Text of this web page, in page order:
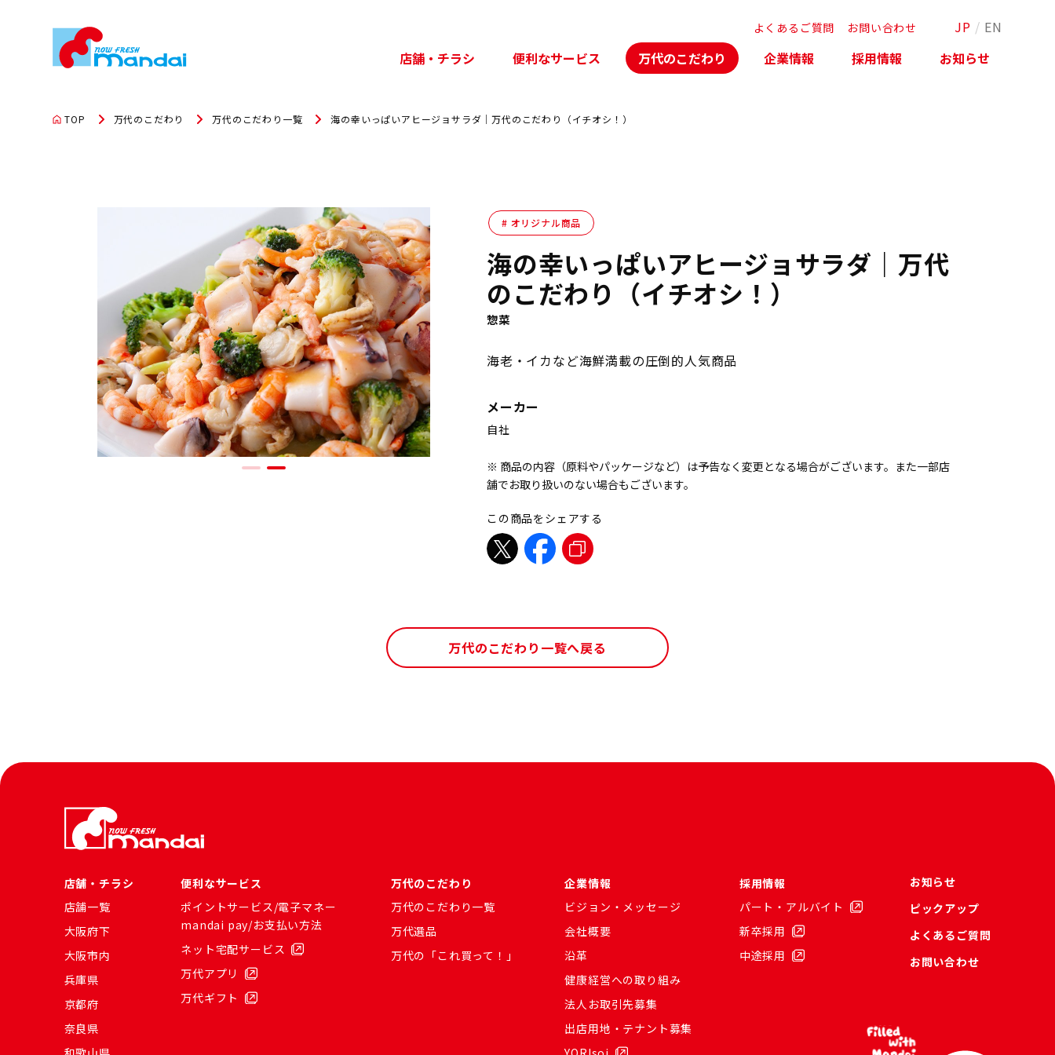
店舗・チラシ 便利なサービス 万代のこだわり 企業情報 採用情報 お知らせ
よくあるご質問 お問い合わせ JP / EN
TOP 万代のこだわり 万代のこだわり一覧 海の幸いっぱいアヒージョサラダ｜万代のこだわり（イチオシ！）
オリジナル商品
海の幸いっぱいアヒージョサラダ｜万代
のこだわり（イチオシ！）
惣菜
海老・イカなど海鮮満載の圧倒的人気商品
メーカー
自社
※ 商品の内容（原料やパッケージなど）は予告なく変更となる場合がございます。また一部店
舗でお取り扱いのない場合もございます。
この商品をシェアする
万代のこだわり一覧へ戻る
店舗・チラシ
店舗一覧
大阪府下
大阪市内
兵庫県
京都府
奈良県
便利なサービス
ポイントサービス/電子マネー
mandai pay/お支払い方法
ネット宅配サービス
万代アプリ
万代ギフト
万代のこだわり
万代のこだわり一覧
万代選品
万代の「これ買って！」
企業情報
ビジョン・メッセージ
会社概要
沿革
健康経営への取り組み
法人お取引先募集
出店用地・テナント募集
採用情報
パート・アルバイト
新卒採用
中途採用
お知らせ
ピックアップ
よくあるご質問
お問い合わせ